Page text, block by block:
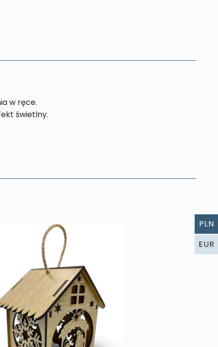
w ręce.
świetlny.
PLN
EUR